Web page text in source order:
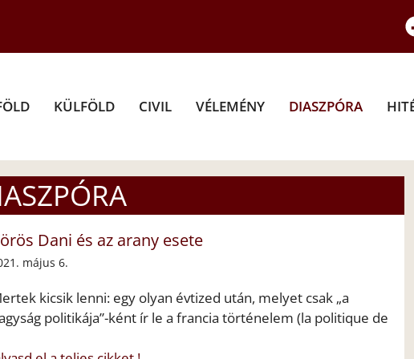
KÜLFÖLD CIVIL VÉLEMÉNY DIASZPÓRA
Dani és az arany esete
május 6.
kicsik lenni: egy olyan évtized után, melyet csak „a
politikája”-ként ír le a francia történelem (la politique de